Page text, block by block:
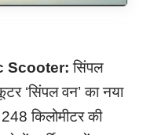
Scooter:सिंपल
‘सिंपल वन’ का नया
किलोमीटर की